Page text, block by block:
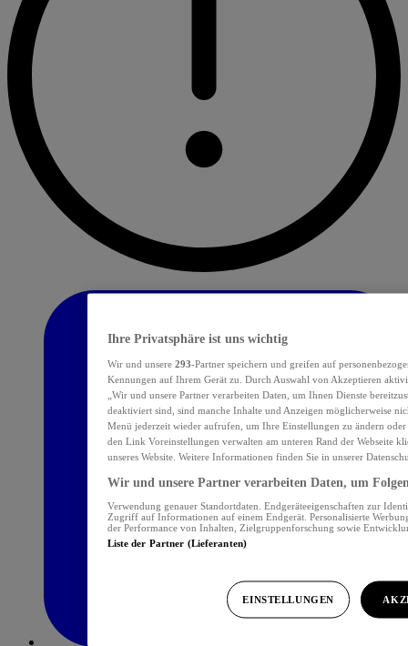
Ihre Privatsphäre ist uns wichtig
Wir und unsere 293-Partner speichern und greifen auf
Kennungen auf Ihrem Gerät zu. Durch Auswahl von Akzeptieren
„Wir und unsere Partner verarbeiten Daten, um Ihnen Dienste
deaktiviert sind, sind manche Inhalte und Anzeigen möglicherweise
Menü jederzeit wieder aufrufen, um Ihre Einstellungen zu ändern
den Link Voreinstellungen verwalten am unteren Rand der Webseite
unseres Website. Weitere Informationen finden Sie in unserer
Wir und unsere Partner verarbeiten Daten, um
Verwendung genauer Standortdaten. Endgeräteeigenschaften zur
Zugriff auf Informationen auf einem Endgerät. Personalisierte
der Performance von Inhalten, Zielgruppenforschung sowie
Liste der Partner (Lieferanten)
EINSTELLUNGEN